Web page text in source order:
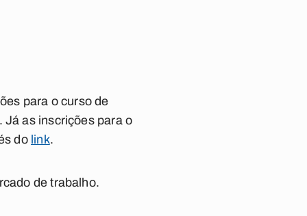
para o curso de
. Já as inscrições para o
do link.
de trabalho.